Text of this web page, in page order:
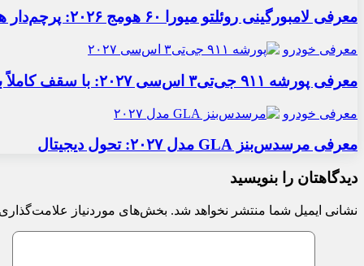
معرفی لامبورگینی روئلتو میورا ۶۰ هومج ۲۰۲۶: پرچم‌دار هیبریدی
معرفی خودرو
معرفی پورشه ۹۱۱ جی‌تی۳ اس‌سی ۲۰۲۷: با سقف کاملاً برقی
معرفی خودرو
معرفی مرسدس‌بنز GLA مدل ۲۰۲۷: تحول دیجیتال
دیدگاهتان را بنویسید
نشانی ایمیل شما منتشر نخواهد شد. بخش‌های موردنیاز